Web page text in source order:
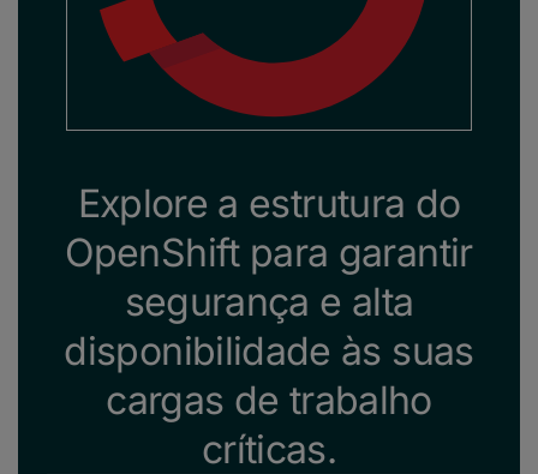
Explore a estrutura do
OpenShift para garantir
segurança e alta
disponibilidade às suas
cargas de trabalho
críticas.